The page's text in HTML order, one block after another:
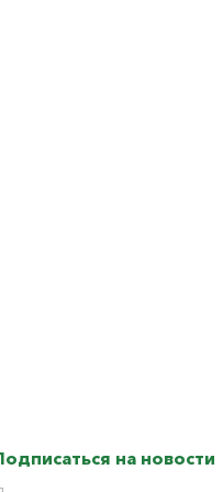
на новости